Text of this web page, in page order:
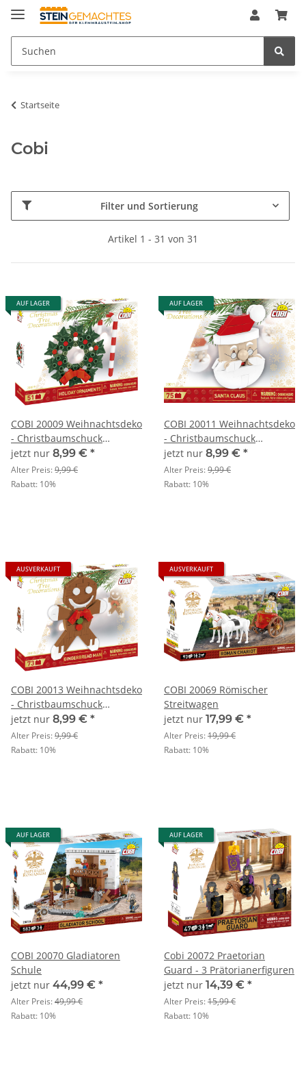
Startseite
Cobi
Filter und Sortierung
Artikel 1 - 31 von 31
AUF LAGER
COBI 20009 Weihnachtsdeko
- Christbaumschuck
Mistelkranz & Zuckerstange
jetzt nur 8,99 € *
Alter Preis:9,99 €
Rabatt: 10%
AUF LAGER
COBI 20011 Weihnachtsdeko
- Christbaumschuck
Weihnachtsmann
jetzt nur 8,99 € *
Alter Preis:9,99 €
Rabatt: 10%
AUSVERKAUFT
COBI 20013 Weihnachtsdeko
- Christbaumschuck
Lebkuchenmann
jetzt nur 8,99 € *
Alter Preis:9,99 €
Rabatt: 10%
AUSVERKAUFT
COBI 20069 Römischer
Streitwagen
jetzt nur 17,99 € *
Alter Preis:19,99 €
Rabatt: 10%
AUF LAGER
COBI 20070 Gladiatoren
Schule
jetzt nur 44,99 € *
Alter Preis:49,99 €
Rabatt: 10%
AUF LAGER
Cobi 20072 Praetorian
Guard - 3 Prätorianerfiguren
jetzt nur 14,39 € *
Alter Preis:15,99 €
Rabatt: 10%